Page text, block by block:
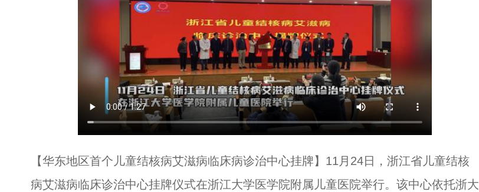
【华东地区首个儿童结核病艾滋病临床病诊治中心挂牌】11月24日，浙江省儿童结核
病艾滋病临床诊治中心挂牌仪式在浙江大学医学院附属儿童医院举行。该中心依托浙大